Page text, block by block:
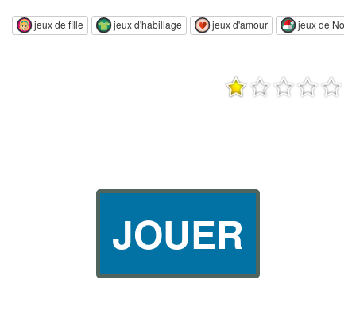
jeux de fille jeux d'habillage jeux d'amour jeux de Noël
JOUER